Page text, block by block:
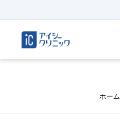
ホーム